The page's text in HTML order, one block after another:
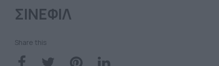
ΣΙΝΕΦΙΛ
Share this